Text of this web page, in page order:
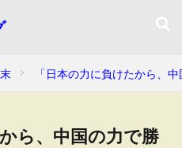
「日本の力に負けたから、
ら、中国の力で勝